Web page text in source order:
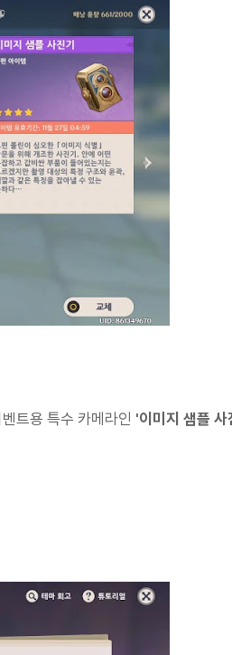
트용 특수 카메라인 '이미지 샘플 사